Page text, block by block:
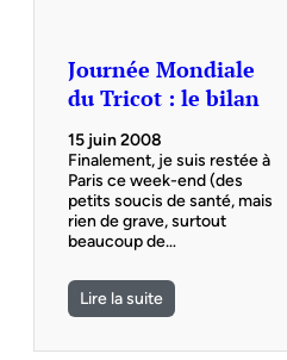
Journée Mondiale
du Tricot : le bilan
15 juin 2008
Finalement, je suis restée à
Paris ce week-end (des
petits soucis de santé, mais
rien de grave, surtout
beaucoup de…
Lire la suite